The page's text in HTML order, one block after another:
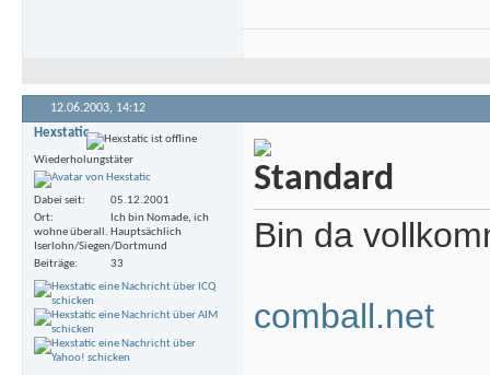
12.06.2003, 14:12
Hexstatic
Wiederholungstäter
Dabei seit
05.12.2001
Ort
Ich bin Nomade, ich
wohne überall. Hauptsächlich
Iserlohn/Siegen/Dortmund
Beiträge
33
Bin da
comball.net